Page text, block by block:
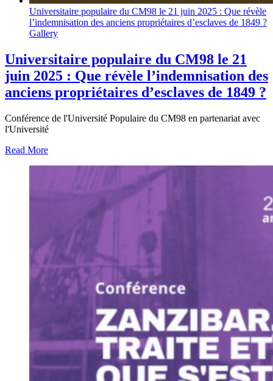
Universitaire populaire du CM98 le 21 juin 2025 : Que révèle
l’indemnisation des anciens propriétaires d’esclaves de 1849 ?
Gallery
Universitaire populaire du CM98 le 21
juin 2025 : Que révèle l’indemnisation des
anciens propriétaires d’esclaves de 1849 ?
Conférence de l'Université Populaire du CM98 en partenariat avec
l'Université
Read More